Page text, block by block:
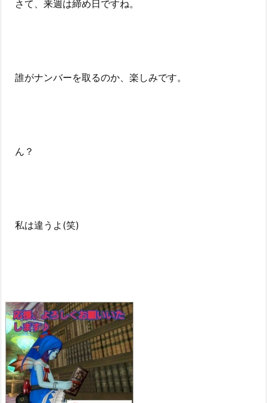
さて、来週は締め日ですね。
誰がナンバーを取るのか、楽しみです。
ん？
私は違うよ(笑)